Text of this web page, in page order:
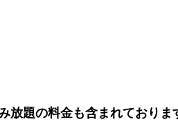
放題の料金も含まれておりま